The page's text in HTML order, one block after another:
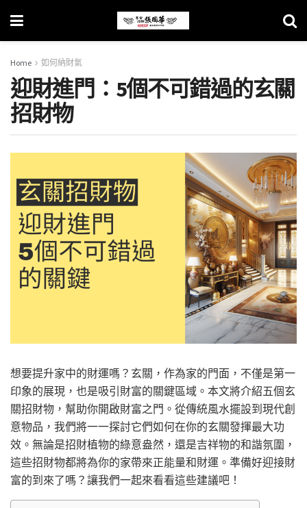
Home 如何納財氣
迎財進門：5個不可錯過的玄關
招財物
想要提升家中的財運嗎？玄關，作為家的門面，不僅是第一
印象的展現，也是吸引財富的關鍵區域。本文將介紹五個玄
關招財物，幫助你開啟財富之門。從傳統風水擺設到現代創
意物品，我們將一一探討它們如何在你的玄關發揮最大功
效。無論是招財植物的綠意盎然，還是吉祥物的和諧氛圍，
這些招財物都將為你的家帶來正能量和財運。準備好迎接財
富的到來了嗎？讓我們一起來看看這些建議吧！